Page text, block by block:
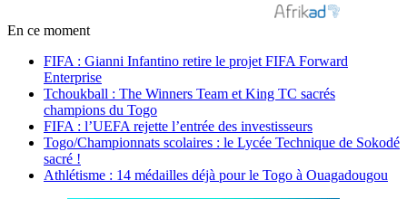
En ce moment
FIFA : Gianni Infantino retire le projet FIFA Forward
Enterprise
Tchoukball : The Winners Team et King TC sacrés
champions du Togo
FIFA : l’UEFA rejette l’entrée des investisseurs
Togo/Championnats scolaires : le Lycée Technique de Sokodé
sacré !
Athlétisme : 14 médailles déjà pour le Togo à Ouagadougou